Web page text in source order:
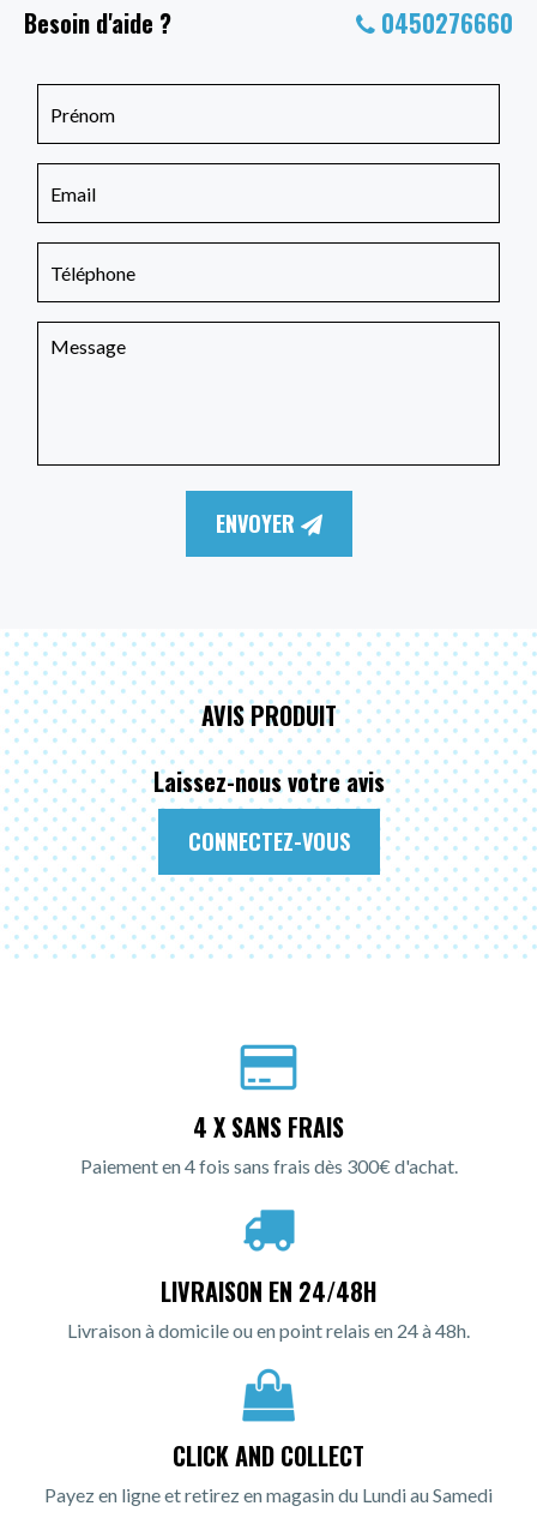
Besoin d'aide ? 0450276660
ENVOYER
AVIS PRODUIT
Laissez-nous votre avis
CONNECTEZ-VOUS
4 X SANS FRAIS
Paiement en 4 fois sans frais dès 300€ d'achat.
LIVRAISON EN 24/48H
Livraison à domicile ou en point relais en 24 à 48h.
CLICK AND COLLECT
Payez en ligne et retirez en magasin du Lundi au Samedi